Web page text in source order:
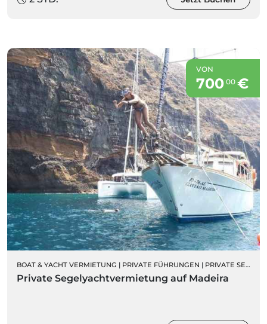
VON
700 00€
BOAT & YACHT VERMIETUNG | PRIVATE FÜHRUNGEN | PRIVATE SEGELBOOTCHARTER
Private Segelyachtvermietung auf Madeira